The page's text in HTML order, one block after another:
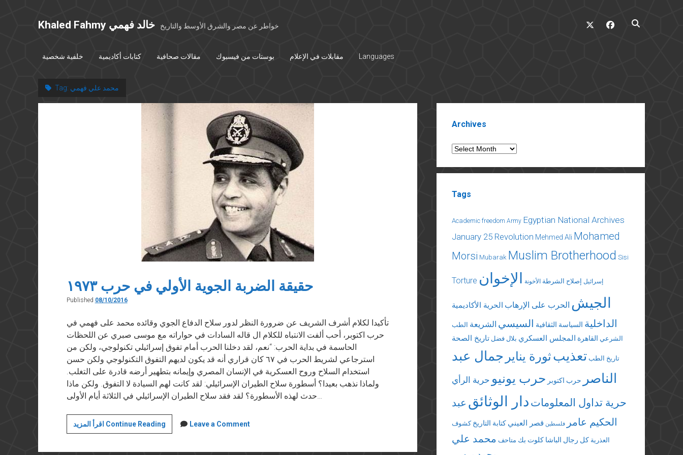
Khaled Fahmy خالد فهمي خواطر عن مصر والشرق الأوسط والتاريخ
twitter facebook
خلفية شخصية كتابات أكاديمية مقالات صحافية بوستات من فيسبوك مقابلات في الإعلام Languages
Tag: محمد علي فهمي
حقيقة الضربة الجوية الأولي في حرب ١٩٧٣
Published 08/10/2016
تأكيدا لكلام أشرف الشريف عن ضرورة النظر لدور سلاح الدفاع الجوي وقائده محمد على فهمي في
حرب اكتوبر، أحب ألفت الانتباه للكلام ال قاله السادات في حواراته مع موسى صبري عن اللحظات
الحاسمة في بداية الحرب: “نعم، لقد دخلنا الحرب أمام تفوق إسرائيلي تكنولوجي، ولكن من
استرجاعي لشريط الحرب في ٦٧ كان قراري أنه قد يكون لديهم التفوق التكنولوجي ولكن حسن
استخدام السلاح وروح العسكرية في الإنسان المصري وإيمانه بتطهير أرضه قادرة على التغلب.
ولماذا نذهب بعيدا؟ أسطورة سلاح الطيران الإسرائيلي: لقد كانت لهم السيادة لا التفوق. ولكن ماذا
حدث لهذه الأسطورة؟ لقد فقد سلاح الطيران الإسرائيلي في الثلاثة أيام الأولى…
اقرأ المزيد Continue Readingحقيقة
الضربة
Leave a Comment
Archives
Archives
Tags
Academic freedom Army Egyptian National Archives
January 25 Revolution Mehmed Ali Mohamed
Morsi Mubarak Muslim Brotherhood Sisi
Torture إسرائيل إصلاح الشرطة الأخونة الإخوان
الجيش الحرب على الإرهاب الحرية الأكاديمية
الداخلية السياسة الثقافية السيسي الشريعة الطب
الشرعي القاهرة المجلس العسكري بلال فضل تاريخ الصحة
تاريخ الطب تعذيبثورة يناير جمال عبد
الناصر
حرب اكتوبر حرب يونيو حرية الرأي
حرية تداول المعلومات دار الوثائق عبد
الحكيم عامر
فلسطين قصر العيني كتابة التاريخ كشوف
العذرية كل رجال الباشا كلوت بك متاحف محمد علي